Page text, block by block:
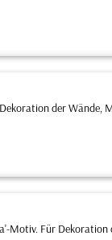
der Wände,
Motiv. Für